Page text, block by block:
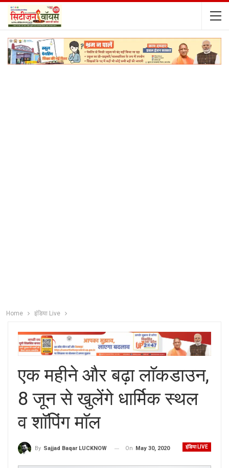
Home इंडिया Live
एक महीने और बढ़ा लाॅकडाउन,
8 जून से खुलेंगे धार्मिक स्थल
व शाॅपिंग माॅल
इंडिया LIVE
By Sajjad Baqar LUCKNOW On May 30, 2020